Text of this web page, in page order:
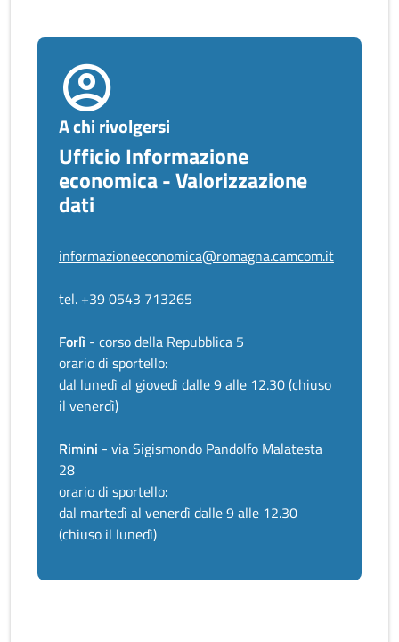
A chi rivolgersi
Ufficio Informazione
economica - Valorizzazione
dati
informazioneeconomica@romagna.camcom.it
tel. +39 0543 713265
Forlì - corso della Repubblica 5
orario di sportello:
dal lunedì al giovedì dalle 9 alle 12.30 (chiuso
il venerdì)
Rimini - via Sigismondo Pandolfo Malatesta
28
orario di sportello:
dal martedì al venerdì dalle 9 alle 12.30
(chiuso il lunedì)